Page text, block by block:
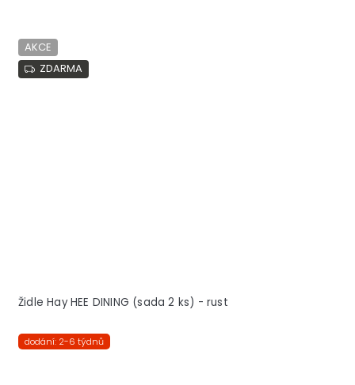
AKCE
ZDARMA
Židle Hay HEE DINING (sada 2 ks) - rust
dodání: 2-6 týdnů